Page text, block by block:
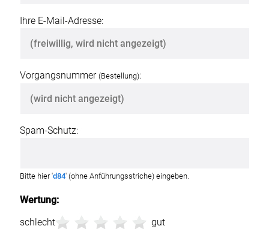
Wertung:
schlecht
gut
Ihre E-Mail-Adresse:
Vorgangsnummer (Bestellung):
Spam-Schutz:
Bitte hier 'd84' (ohne Anführungsstriche) eingeben.